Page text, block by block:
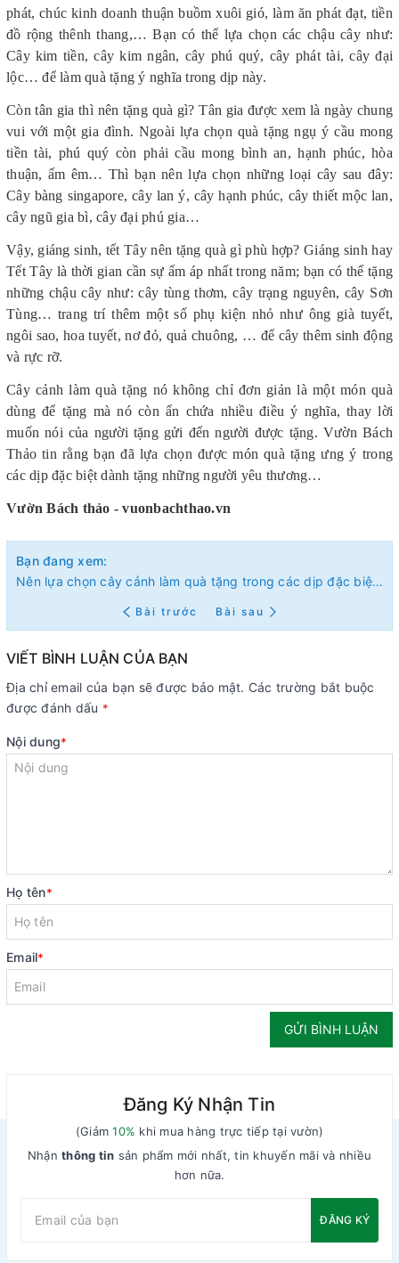
phát, chúc kinh doanh thuận buồm xuôi gió, làm ăn phát đạt, tiền
đồ rộng thênh thang,… Bạn có thể lựa chọn các chậu cây như:
Cây kim tiền, cây kim ngân, cây phú quý, cây phát tài, cây đại
lộc… để làm quà tặng ý nghĩa trong dịp này.
Còn tân gia thì nên tặng quà gì? Tân gia được xem là ngày chung
vui với một gia đình. Ngoài lựa chọn quà tặng ngụ ý cầu mong
tiền tài, phú quý còn phải cầu mong bình an, hạnh phúc, hòa
thuận, ấm êm… Thì bạn nên lựa chọn những loại cây sau đây:
Cây bàng singapore, cây lan ý, cây hạnh phúc, cây thiết mộc lan,
cây ngũ gia bì, cây đại phú gia…
Vậy, giáng sinh, tết Tây nên tặng quà gì phù hợp? Giáng sinh hay
Tết Tây là thời gian cần sự ấm áp nhất trong năm; bạn có thể tặng
những chậu cây như: cây tùng thơm, cây trạng nguyên, cây Sơn
Tùng… trang trí thêm một số phụ kiện nhỏ như ông già tuyết,
ngôi sao, hoa tuyết,nơ đỏ, quả chuông, … để cây thêm sinh động
và rực rỡ.
Cây cảnh làm quà tặng nó không chỉ đơn giản là một món quà
dùng để tặng mà nó còn ẩn chứa nhiều điều ý nghĩa, thay lời
muốn nói của người tặng gửi đến người được tặng. Vườn Bách
Thảo tin rằng bạn đã lựa chọn được món quà tặng ưng ý trong
các dịp đặc biệt dành tặng những người yêu thương…
Vườn Bách thảo - vuonbachthao.vn
Bạn đang xem:
Nên lựa chọn cây cảnh làm quà tặng trong các dịp đặc biệt vì sao?
Bài trước Bài sau
VIẾT BÌNH LUẬN CỦA BẠN
Địa chỉ email của bạn sẽ được bảo mật. Các trường bắt buộc
được đánh dấu *
Nội dung*
Họ tên*
Email*
GỬI BÌNH LUẬN
Đăng Ký Nhận Tin
(Giảm10% khi mua hàng trực tiếp tại vườn)
Nhậnthông tin sản phẩm mới nhất, tin khuyến mãi và nhiều
hơn nữa.
ĐĂNG KÝ